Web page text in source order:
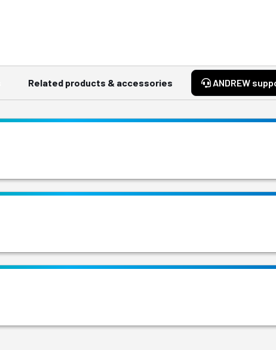
Related products & accessories ANDREW